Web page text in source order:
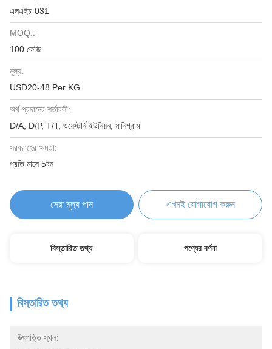
এলএইচ-031
MOQ.:
100 কেজি
মূল্য:
USD20-48 Per KG
অর্থ প্রদানের শর্তাবলী:
D/A, D/P, T/T, ওয়েস্টার্ন ইউনিয়ন, মানিগ্রাম
সরবরাহের ক্ষমতা:
প্রতি মাসে 5টন
সেরা মূল্য পান এখনই যোগাযোগ করুন
বিস্তারিত তথ্য পণ্যের বর্ণনা
বিস্তারিত তথ্য
উৎপত্তি স্থল: